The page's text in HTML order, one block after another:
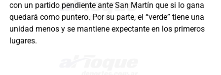
con un partido pendiente ante San Martín que si lo gana
quedará como puntero. Por su parte, el “verde” tiene una
unidad menos y se mantiene expectante en los primeros
lugares.